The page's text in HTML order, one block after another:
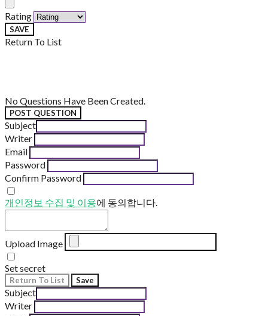
Rating
SAVE
Return To List
No Questions Have Been Created.
POST QUESTION
Subject
Writer
Email
Password
Confirm Password
개인정보 수집 및 이용에 동의합니다.
Upload Image
Set secret
Return To List Save
Subject
Writer